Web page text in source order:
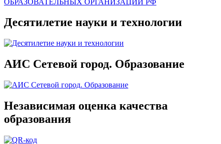
Десятилетие науки и технологии
АИС Сетевой город. Образование
Независимая оценка качества
образования